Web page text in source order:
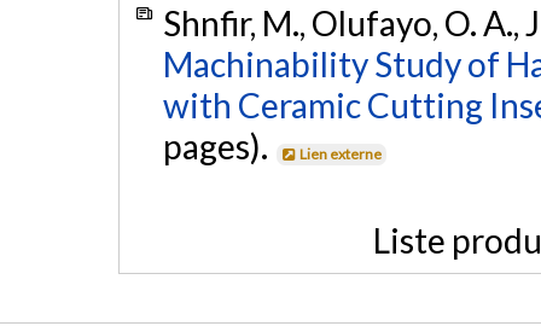
Shnfir, M., Olufayo, O. A.,
Machinability Study of
with Ceramic Cutting
pages).
Lien externe
Liste